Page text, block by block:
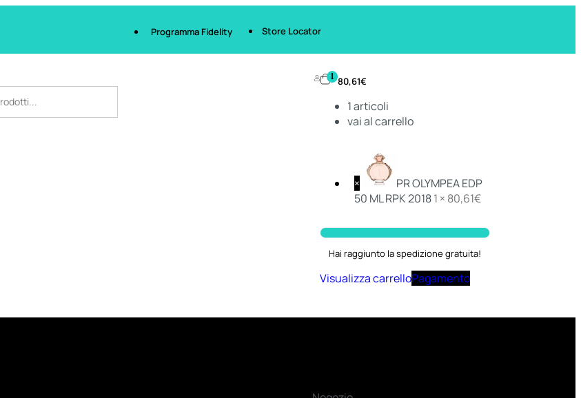
Programma Fidelity Store Locator
1 80,61€
1articoli
vai al carrello
×
PR OLYMPEA EDP
50 ML RPK 20181 × 80,61€
Hai raggiunto la spedizione gratuita!
Visualizza carrelloPagamento